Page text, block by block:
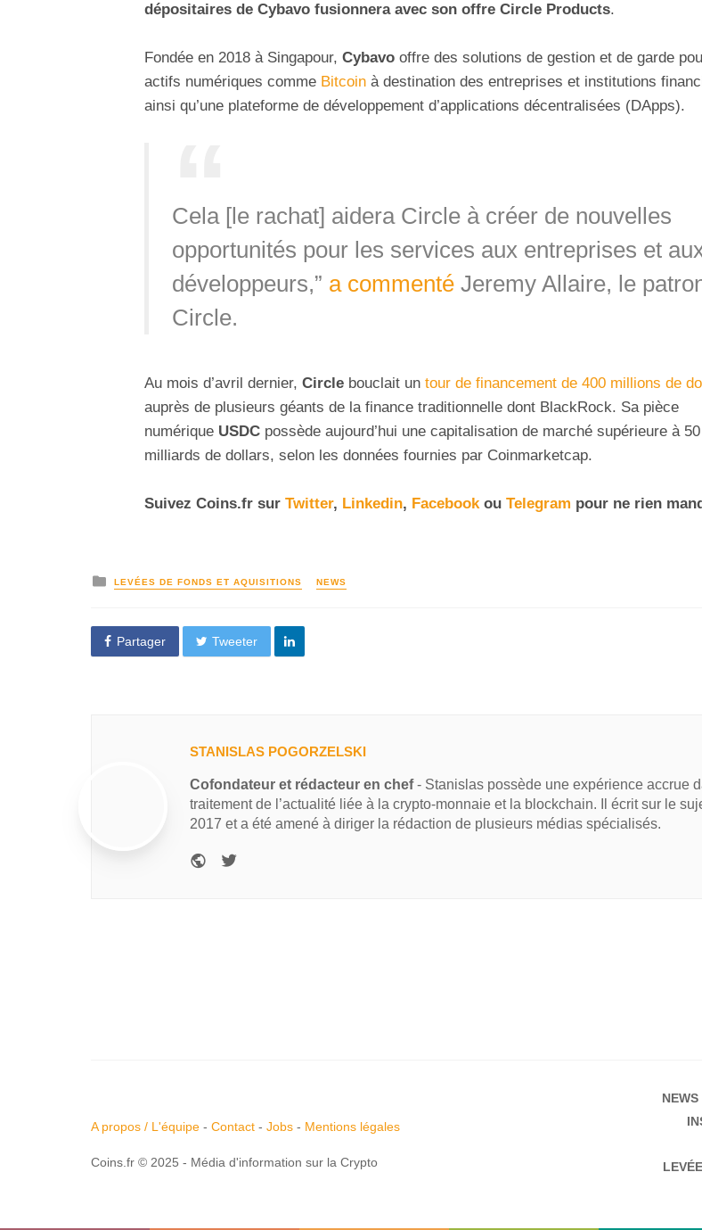
dépositaires de Cybavo fusionnera avec son offre Circle Products.
Fondée en 2018 à Singapour, Cybavo offre des solutions de gestion et de garde
actifs numériques comme Bitcoin à destination des entreprises et institutions
ainsi qu’une plateforme de développement d’applications décentralisées (DApps).
Cela [le rachat] aidera Circle à créer de nouvelles
opportunités pour les services aux entreprises et
développeurs,” a commentéJeremy Allaire, le
Circle.
Au mois d’avril dernier, Circle bouclait un tour de financement de 400 millions de
auprès de plusieurs géants de la finance traditionnelle dont BlackRock. Sa pièce
numérique USDC possède aujourd’hui une capitalisation de marché supérieure à 50
milliards de dollars, selon les données fournies par Coinmarketcap.
Suivez Coins.fr sur Twitter, Linkedin, Facebookou Telegram pour ne rien
LEVÉES DE FONDS ET AQUISITIONS NEWS
Partager Tweeter
STANISLAS POGORZELSKI
Cofondateur et rédacteur en chef- Stanislas possède une expérience accrue
traitement de l’actualité liée à la crypto-monnaie et la blockchain. Il écrit sur le
2017 et a été amené à diriger la rédaction de plusieurs médias spécialisés.
A propos / L'équipe - Contact - Jobs - Mentions légales
Coins.fr © 2025 - Média d'information sur la Crypto
NEWS